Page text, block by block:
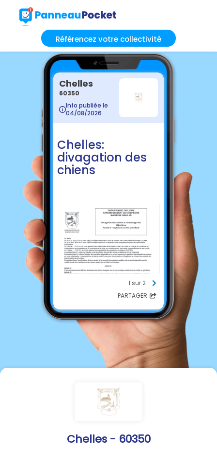
Référencez votre collectivité
Chelles - 60350
Chelles
60350
Info publiée le
04/08/2026
Chelles:
divagation des
chiens
1 sur 2
PARTAGER